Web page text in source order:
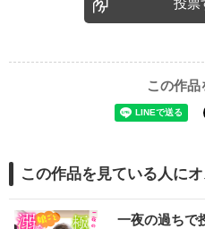
投票
この作品
この作品を見ている人に
一夜の過ちで